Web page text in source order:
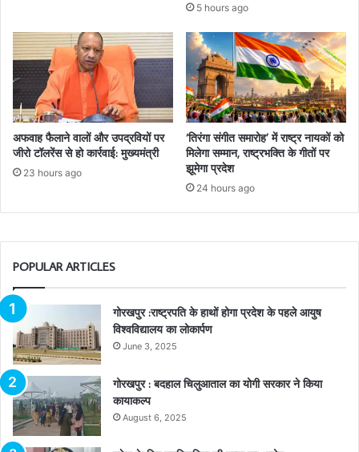
5 hours ago
अफवाह फैलाने वालों और उपद्रवियों पर
जीरो टॉलरेंस से हो कार्रवाई: मुख्यमंत्री
23 hours ago
‘तिरंगा संगीत समारोह’ में राष्ट्र नायकों को
मिलेगा सम्मान, राष्ट्रभक्ति के गीतों पर
झूमेगा प्रदेश
24 hours ago
POPULAR ARTICLES
गोरखपुर :राष्ट्रपति के हाथों होगा प्रदेश के पहले आयुष
विश्वविद्यालय का लोकार्पण
June 3, 2025
गोरखपुर : बदहाल चिलुआताल का योगी सरकार ने किया
कायाकल्प
August 6, 2025